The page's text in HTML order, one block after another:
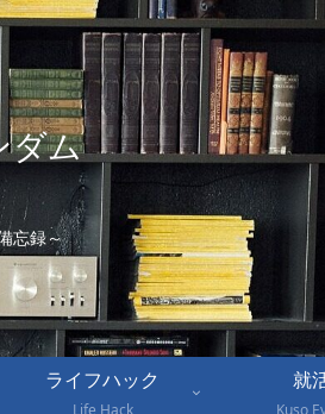
ダム
忘録～
ライフハック
Life Hack
就
Kuso